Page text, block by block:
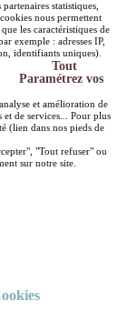
statistiques,
nous permettent
les caractéristiques de
exemple : adresses IP,
identifiants uniques).
Tout
Paramétrez vos
et amélioration de
de services... Pour plus
(lien dans nos pieds de
"Tout refuser" ou
sur notre site.